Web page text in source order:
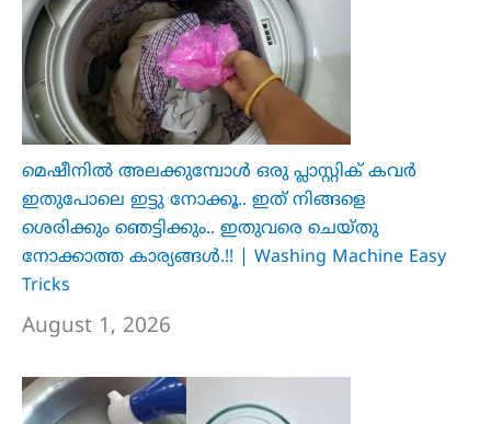
മെഷീനിൽ അലക്കുമ്പോൾ ഒരു പ്ലാസ്റ്റിക് കവർ
ഇതുപോലെ ഇട്ടു നോക്കൂ.. ഇത് നിങ്ങളെ
ശെരിക്കും ഞെട്ടിക്കും.. ഇതുവരെ ചെയ്തു
നോക്കാത്ത കാര്യങ്ങൾ.!! | Washing Machine Easy
Tricks
August 1, 2026